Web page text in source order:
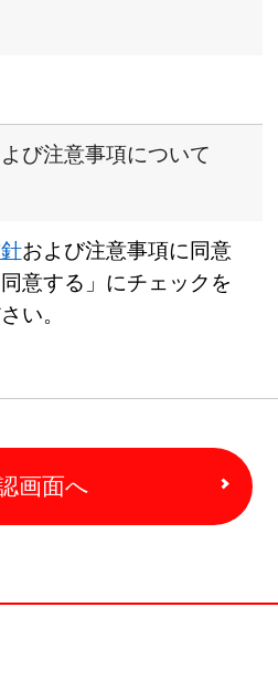
び注意事項について
および注意事項に同意
意する」にチェックを
い。
画面へ